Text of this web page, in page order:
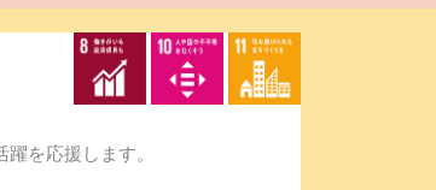
を応援します。